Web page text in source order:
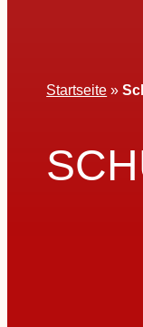
Startseite »